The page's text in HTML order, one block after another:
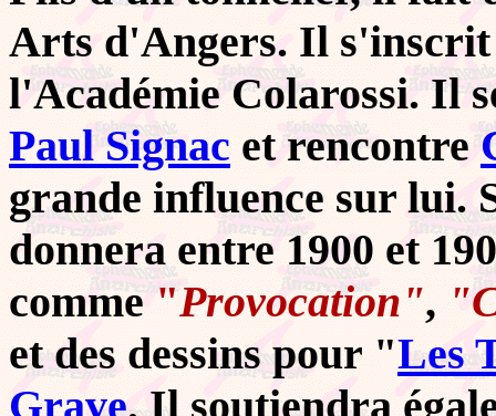
Arts d'Angers. Il s'inscrit
l'Académie Colarossi.Il
Paul Signac et rencontre
grande influence sur lui.
donnera entre 1900 et
comme"Provocation",
et des dessins pour "Les
Grave. Il soutiendra